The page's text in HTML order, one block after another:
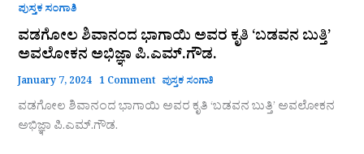
ಪುಸ್ತಕ ಸಂಗಾತಿ
ವಡಗೋಲ ಶಿವಾನಂದ ಭಾಗಾಯಿ ಅವರ ಕೃತಿ ‘ಬಡವನ ಬುತ್ತಿ’
ಅವಲೋಕನ ಅಭಿಜ್ಞಾ ಪಿ.ಎಮ್.ಗೌಡ.
January 7, 2024 1 Comment ಪುಸ್ತಕ ಸಂಗಾತಿ
ವಡಗೋಲ ಶಿವಾನಂದ ಭಾಗಾಯಿ ಅವರ ಕೃತಿ ‘ಬಡವನ ಬುತ್ತಿ’ ಅವಲೋಕನ
ಅಭಿಜ್ಞಾ ಪಿ.ಎಮ್.ಗೌಡ.